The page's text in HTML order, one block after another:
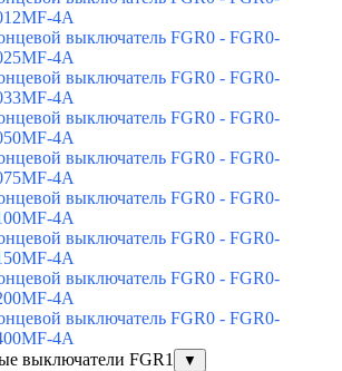
4A
выключатель FGR0 - FGR0-
4A
выключатель FGR0 - FGR0-
4A
выключатель FGR0 - FGR0-
4A
выключатель FGR0 - FGR0-
4A
выключатель FGR0 - FGR0-
4A
выключатель FGR0 - FGR0-
4A
выключатель FGR0 - FGR0-
4A
выключатель FGR0 - FGR0-
4A
выключатели FGR1
▼